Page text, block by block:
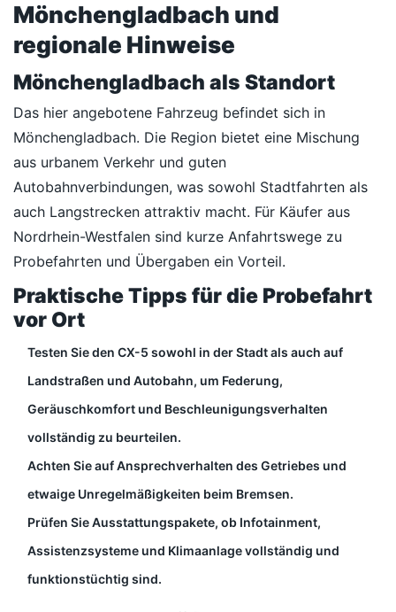
Mönchengladbach und
regionale Hinweise
Mönchengladbach als Standort
Das hier angebotene Fahrzeug befindet sich in
Mönchengladbach. Die Region bietet eine Mischung
aus urbanem Verkehr und guten
Autobahnverbindungen, was sowohl Stadtfahrten als
auch Langstrecken attraktiv macht. Für Käufer aus
Nordrhein-Westfalen sind kurze Anfahrtswege zu
Probefahrten und Übergaben ein Vorteil.
Praktische Tipps für die Probefahrt
vor Ort
Testen Sie den CX-5 sowohl in der Stadt als auch auf
Landstraßen und Autobahn, um Federung,
Geräuschkomfort und Beschleunigungsverhalten
vollständig zu beurteilen.
Achten Sie auf Ansprechverhalten des Getriebes und
etwaige Unregelmäßigkeiten beim Bremsen.
Prüfen Sie Ausstattungspakete, ob Infotainment,
Assistenzsysteme und Klimaanlage vollständig und
funktionstüchtig sind.